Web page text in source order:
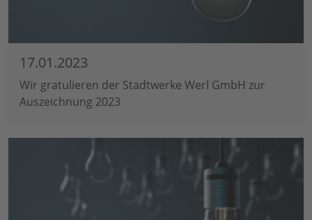
17.01.2023
Wir gratulieren der Stadtwerke Werl GmbH zur
Auszeichnung 2023